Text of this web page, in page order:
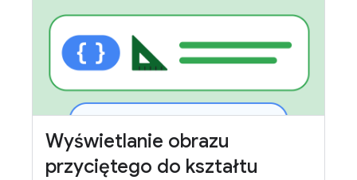
Wyświetlanie obrazu
przyciętego do kształtu